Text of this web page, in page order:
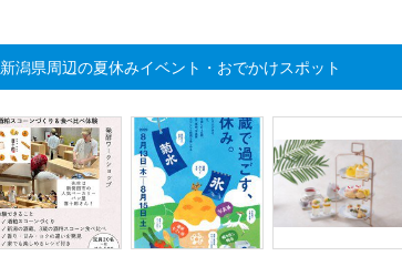
新潟県周辺の夏休みイベント・おでかけスポット